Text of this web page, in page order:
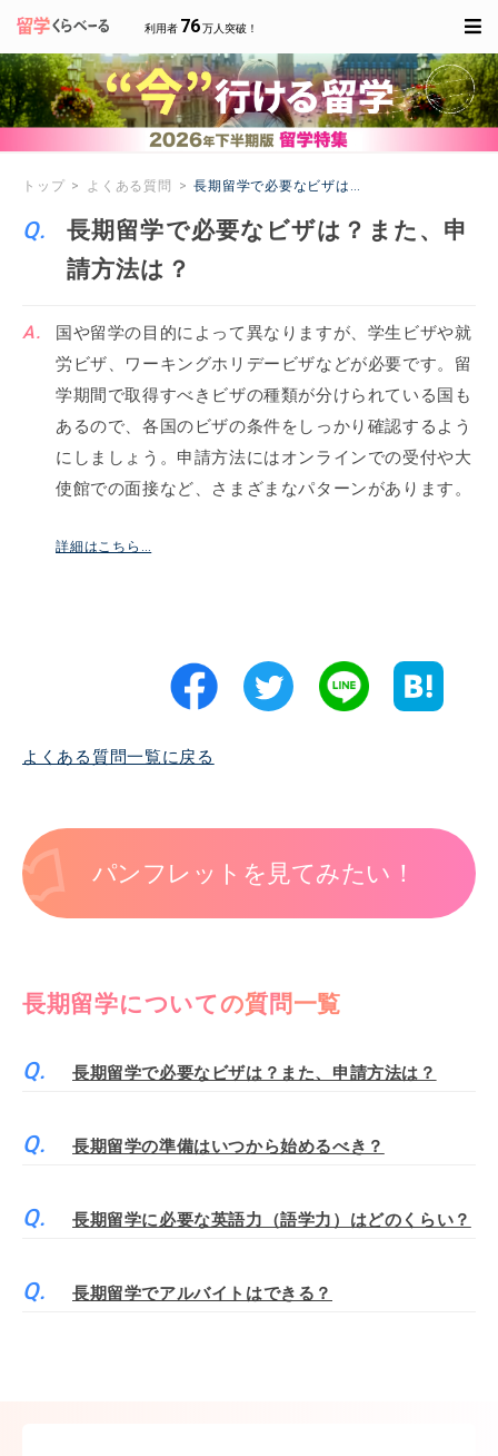
利用者 76万人突破！
トップ よくある質問 長期留学で必要なビザは？また、申請方法は？
長期留学で必要なビザは？また、申
請方法は？
国や留学の目的によって異なりますが、学生ビザや就
労ビザ、ワーキングホリデービザなどが必要です。留
学期間で取得すべきビザの種類が分けられている国も
あるので、各国のビザの条件をしっかり確認するよう
にしましょう。申請方法にはオンラインでの受付や大
使館での面接など、さまざまなパターンがあります。
詳細はこちら…
よくある質問一覧に戻る
パンフレットを見てみたい！
長期留学についての質問一覧
長期留学で必要なビザは？また、申請方法は？
長期留学の準備はいつから始めるべき？
長期留学に必要な英語力（語学力）はどのくらい？
長期留学でアルバイトはできる？